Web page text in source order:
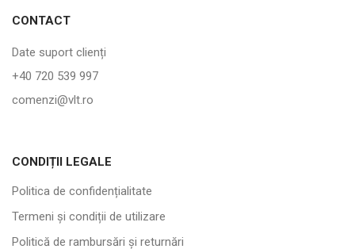
CONTACT
Date suport clienți
+40 720 539 997
comenzi@vlt.ro
CONDIȚII LEGALE
Politica de confidențialitate
Termeni și condiții de utilizare
Politică de rambursări și returnări